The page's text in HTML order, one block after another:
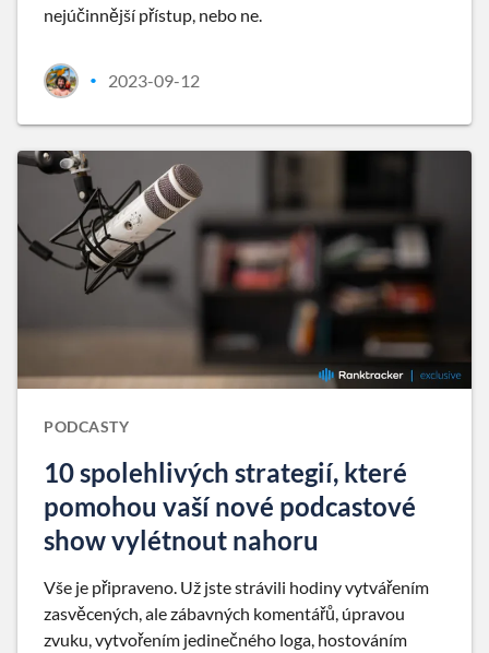
nejúčinnější přístup, nebo ne.
• 2023-09-12
PODCASTY
10 spolehlivých strategií, které
pomohou vaší nové podcastové
show vylétnout nahoru
Vše je připraveno. Už jste strávili hodiny vytvářením
zasvěcených, ale zábavných komentářů, úpravou
zvuku, vytvořením jedinečného loga, hostováním